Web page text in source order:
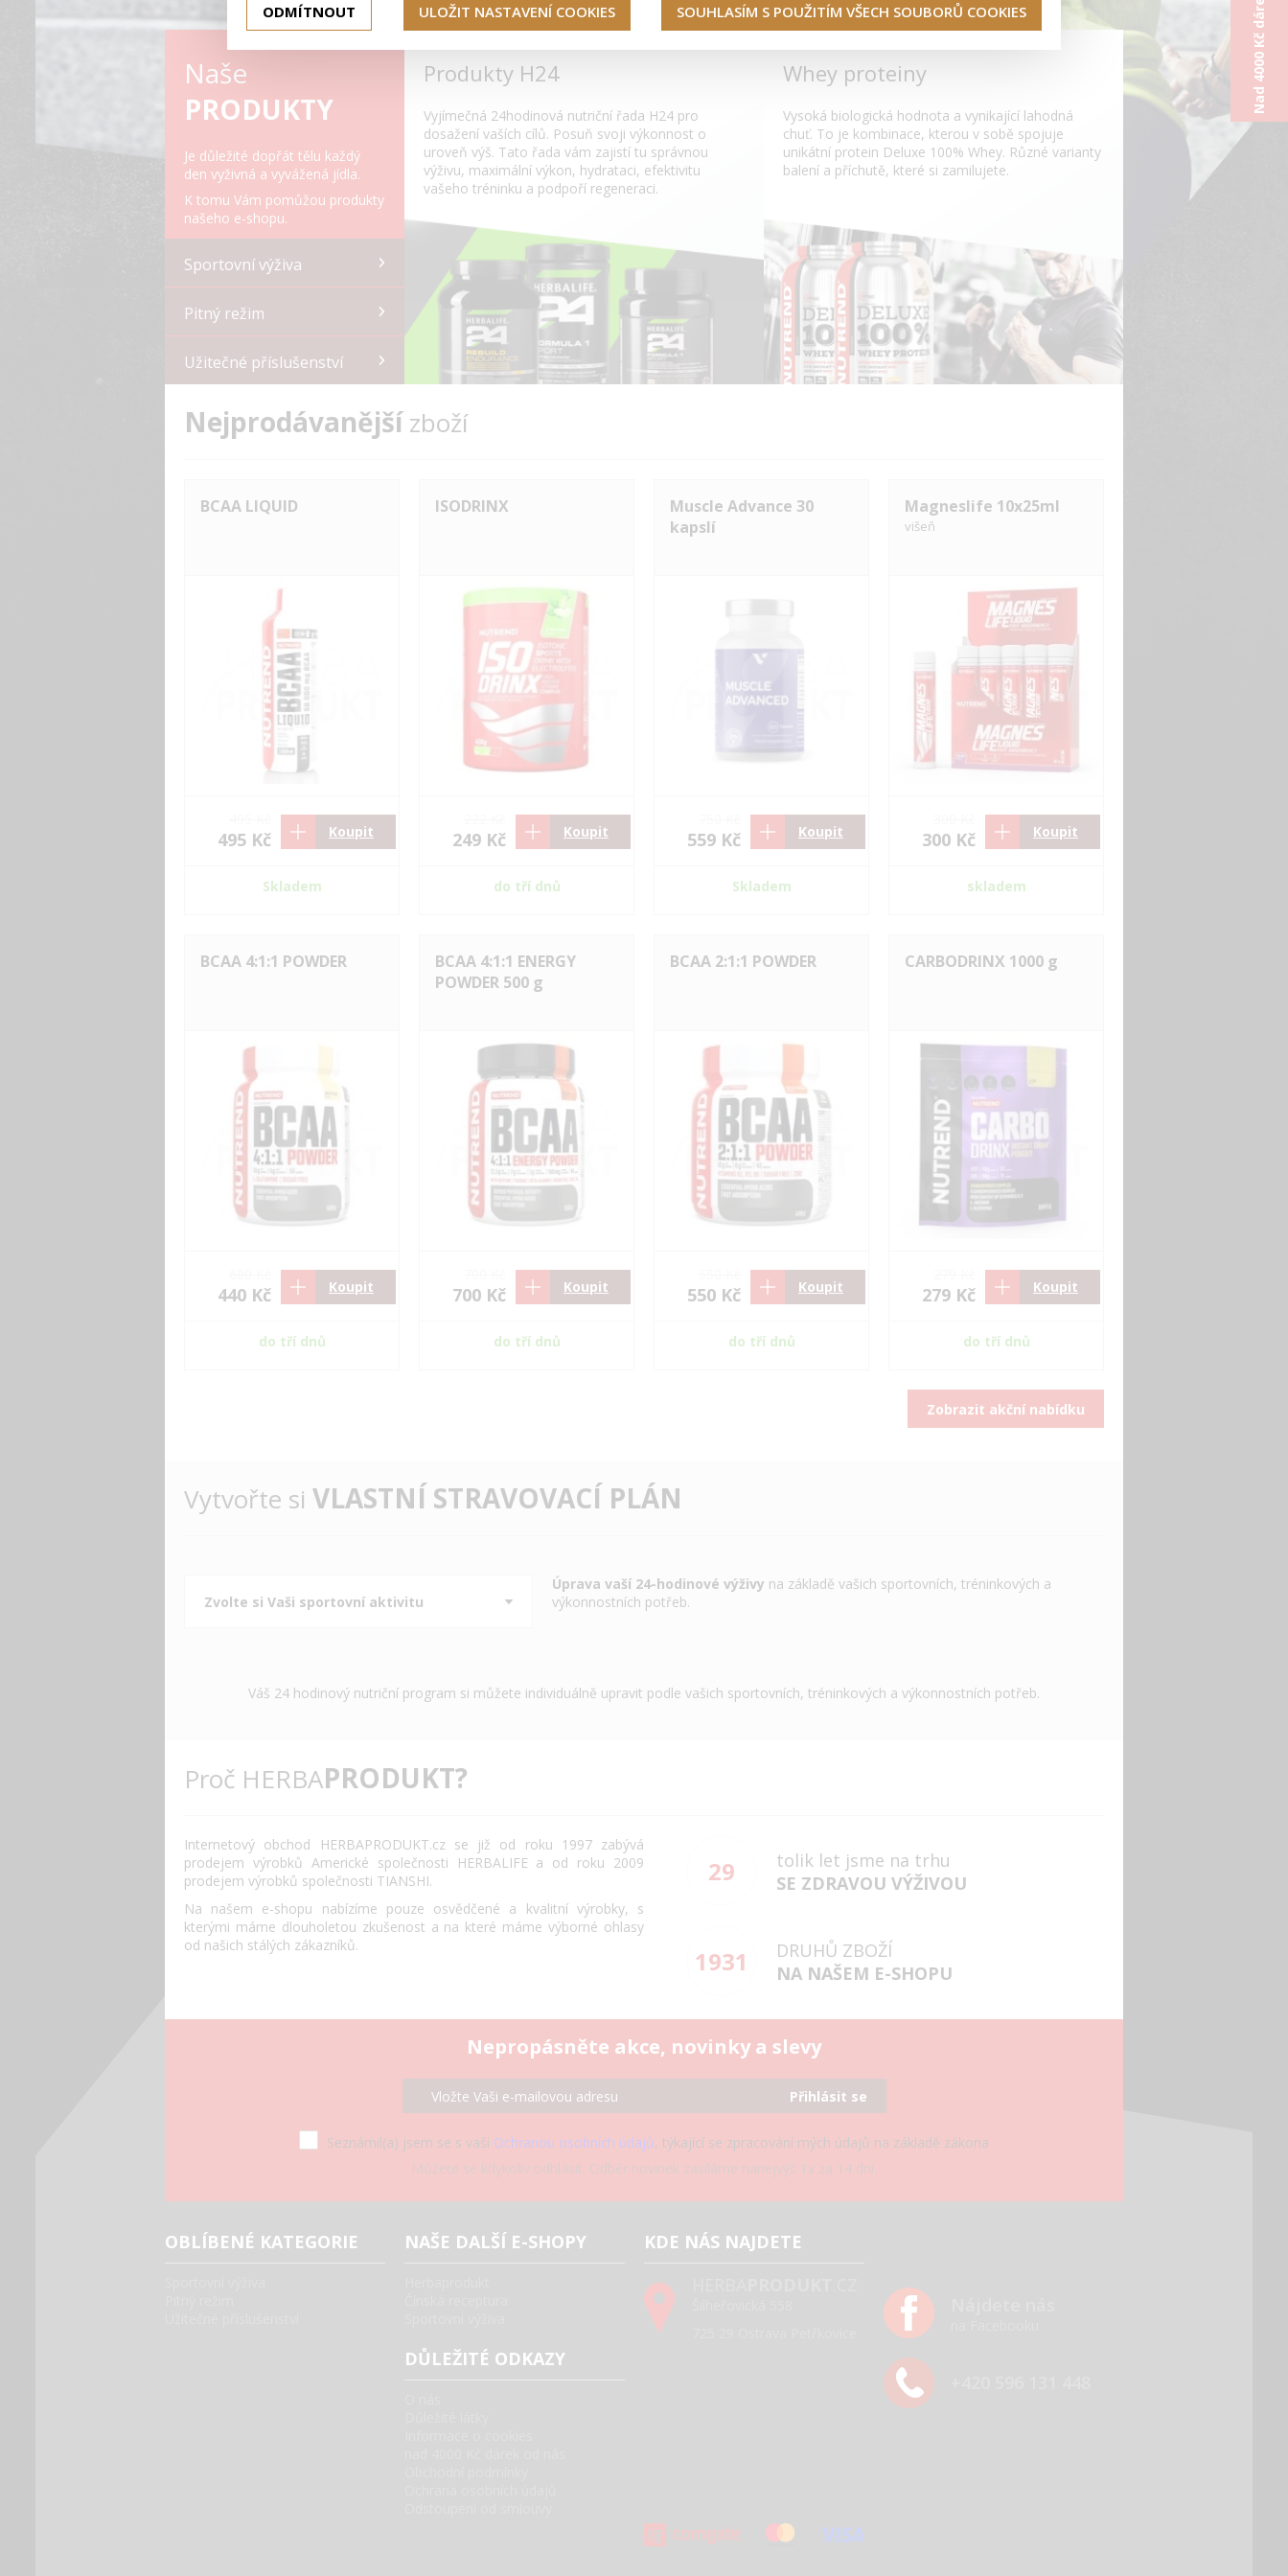
Naše
PRODUKTY
Je důležité dopřát tělu každý
den vyživná a vyvážená jídla.
K tomu Vám pomůžou produkty
našeho e-shopu.
Sportovní výživa
Pitný režim
Užitečné příslušenství
Produkty H24
Vyjímečná 24hodinová nutriční řada H24 pro
dosažení vaších cílů. Posuň svoji výkonnost o
uroveň výš. Tato řada vám zajistí tu správnou
výživu, maximální výkon, hydrataci, efektivitu
vašeho tréninku a podpoří regeneraci.
Whey proteiny
Vysoká biologická hodnota a vynikající lahodná
chuť. To je kombinace, kterou v sobě spojuje
unikátní protein Deluxe 100% Whey. Různé varianty
balení a příchutě, které si zamilujete.
Nejprodávanějšízboží
BCAA LIQUID
495 Kč Koupit
Skladem
ISODRINX
249 Kč Koupit
do tří dnů
Muscle Advance 30
kapslí
559 Kč Koupit
Skladem
Magneslife 10x25ml
višeň
300 Kč Koupit
skladem
BCAA 4:1:1 POWDER
440 Kč Koupit
do tří dnů
BCAA 4:1:1 ENERGY
POWDER 500 g
700 Kč Koupit
do tří dnů
BCAA 2:1:1 POWDER
550 Kč Koupit
do tří dnů
CARBODRINX 1000 g
279 Kč Koupit
do tří dnů
Zobrazit akční nabídku
Vytvořte si VLASTNÍ STRAVOVACÍ PLÁN
Úprava vaší 24-hodinové výživy na základě vašich sportovních, tréninkových a
výkonnostních potřeb.
Váš 24 hodinový nutriční program si můžete individuálně upravit podle vašich sportovních, tréninkových a výkonnostních potřeb.
Proč HERBAPRODUKT?
Internetový obchod HERBAPRODUKT.cz se již od roku 1997 zabývá
prodejem výrobků Americké společnosti HERBALIFE a od roku 2009
prodejem výrobků společnosti TIANSHI.
Na našem e-shopu nabízíme pouze osvědčené a kvalitní výrobky, s
kterými máme dlouholetou zkušenost a na které máme výborné ohlasy
od našich stálých zákazníků.
29
tolik let jsme na trhu
SE ZDRAVOU VÝŽIVOU
1931
DRUHŮ ZBOŽÍ
NA NAŠEM E-SHOPU
Nepropásněte akce, novinky a slevy
Přihlásit se
Seznámil(a) jsem se s vaší Ochranou osobních údajů, týkající se zpracování mých údajů na základě zákona
Můžete se kdykoliv odhlásit. Odběr novinek zasíláme nanejvýš 1x za 14 dní.
OBLÍBENÉ KATEGORIE NAŠE DALŠÍ E-SHOPY
DŮLEŽITÉ ODKAZY
KDE NÁS NAJDETE
ODMÍTNOUT ULOŽIT NASTAVENÍ COOKIES SOUHLASÍM S POUŽITÍM VŠECH SOUBORŮ COOKIES